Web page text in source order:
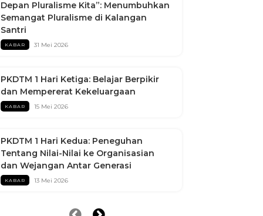
Depan Pluralisme Kita”: Menumbuhkan
Semangat Pluralisme di Kalangan
Santri
KABAR 31 Mei 2026
PKDTM 1 Hari Ketiga: Belajar Berpikir
dan Mempererat Kekeluargaan
KABAR 15 Mei 2026
PKDTM 1 Hari Kedua: Peneguhan
Tentang Nilai-Nilai ke Organisasian
dan Wejangan Antar Generasi
KABAR 13 Mei 2026